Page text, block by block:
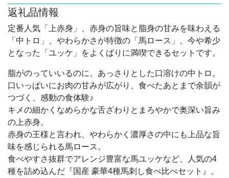
返礼品情報
定番人気「上赤身」、赤身の旨味と脂身の甘みを味わえる
「中トロ」、やわらかさが特徴の「馬ロース」、今や希少
となった「ユッケ」をよくばりに満喫できるセットです。
脂がのっていいるのに、あっさりとした口溶けの中トロ。
口いっぱいにお肉の甘みが広がり、食べたあとまで余韻が
つづく、感動の食体験♪
キメの細かくなめらかな舌ざわりとまろやかで奥深い旨み
の上赤身。
赤身の王様と言われ、やわらかく濃厚さの中にも上品な旨
味を感じられる馬ロース。
食べやすさ抜群でアレンジ豊富な馬ユッケなど、人気の4
種を詰め込んだ『国産 豪華4種馬刺し食べ比べセット』。